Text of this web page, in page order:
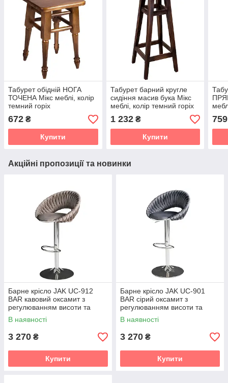
Табурет обідній НОГА
ТОЧЕНА Мікс меблі, колір
темний горіх
672 ₴
Купити
Табурет барний кругле
сидіння масив бука Мікс
меблі, колір темний горіх
1 232₴
Купити
759
Акційні пропозиції та новинки
Барне крісло JAK UC-912
BAR кавовий оксамит з
регулюванням висоти та
підніжкою на хромованій
сріблястій основі
В наявності
3 270 ₴
Купити
Барне крісло JAK UC-901
BAR сірий оксамит з
регулюванням висоти та
підніжкою на хромованій
сріблястій основі
В наявності
3 270 ₴
Купити